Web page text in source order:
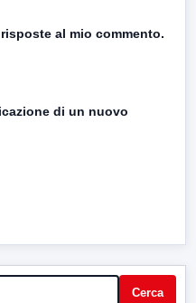
al mio commento.
di un nuovo
Cerca